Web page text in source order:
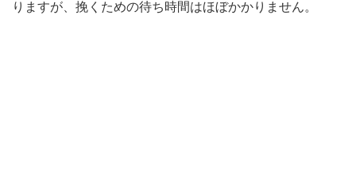
りますが、挽くための待ち時間はほぼかかりません。